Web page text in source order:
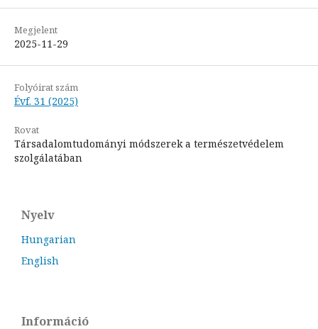
Megjelent
2025-11-29
Folyóirat szám
Évf. 31 (2025)
Rovat
Társadalomtudományi módszerek a természetvédelem
szolgálatában
Nyelv
Hungarian
English
Információ